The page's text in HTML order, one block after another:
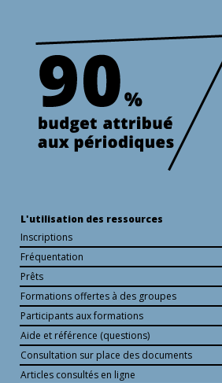
L'utilisation des ressources
Inscriptions
Fréquentation
Prêts
Formations offertes à des groupes
Participants aux formations
Aide et référence (questions)
Consultation sur place des documents
Articles consultés en ligne